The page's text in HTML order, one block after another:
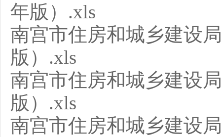
年版）.xls
南宫市住房和城乡建设
版）.xls
南宫市住房和城乡建设
版）.xls
南宫市住房和城乡建设